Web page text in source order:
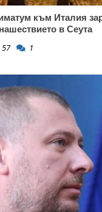
към Италия
в Сеута
57 1